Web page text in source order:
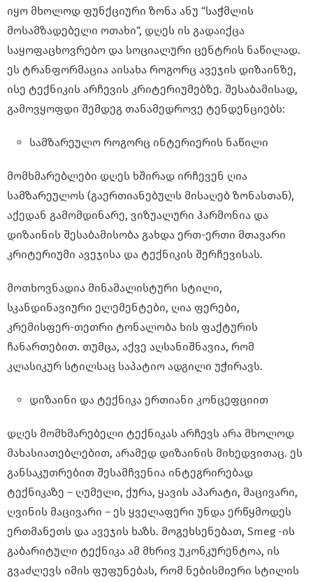
იყო მხოლოდ ფუნქციური ზონა ანუ “საჭმლის
მოსამზადებელი ოთახი“, დღეს ის გადაიქცა
საყოფაცხოვრებო და სოციალური ცენტრის ნაწილად.
ეს ტრანფორმაცია აისახა როგორც ავეჯის დიზაინზე,
ისე ტექნიკის არჩევის კრიტერიუმებზე. შესაბამისად,
გამოვყოფდი შემდეგ თანამედროვე ტენდენციებს:
სამზარეულო როგორც ინტერიერის ნაწილი
მომხმარებლები დღეს ხშირად ირჩევენ ღია
სამზარეულოს (გაერთიანებულს მისაღებ ზონასთან),
აქედან გამომდინარე, ვიზუალური ჰარმონია და
დიზაინის შესაბამისობა გახდა ერთ-ერთი მთავარი
კრიტერიუმი ავეჯისა და ტექნიკის შერჩევისას.
მოთხოვნადია მინამალისტური სტილი,
სკანდინავიური ელემენტები, ღია ფერები,
კრემისფერ-თეთრი ტონალობა ხის ფაქტურის
ჩანართებით. თუმცა, აქვე აღსანიშნავია, რომ
კლასიკურ სტილსაც საპატიო ადგილი უჭირავს.
დიზაინი და ტექნიკა ერთიანი კონცეფციით
დღეს მომხმარებელი ტექნიკას არჩევს არა მხოლოდ
მახასიათებლებით, არამედ დიზაინის მიხედვითაც. ეს
განსაკუთრებით შესამჩვენია ინტეგრირებად
ტექნიკაზე – ღუმელი, ქურა, ყავის აპარატი, მაცივარი,
ღვინის მაცივარი – ეს ყველაფერი უნდა ერწყმოდეს
ერთმანეთს და ავეჯის ხაზს. მოგეხსენებათ, Smeg -ის
გაბარიტული ტექნიკა ამ მხრივ უკონკურენტოა, ის
გვაძლევს იმის ფუფუნებას, რომ ნებისმიერი სტილის